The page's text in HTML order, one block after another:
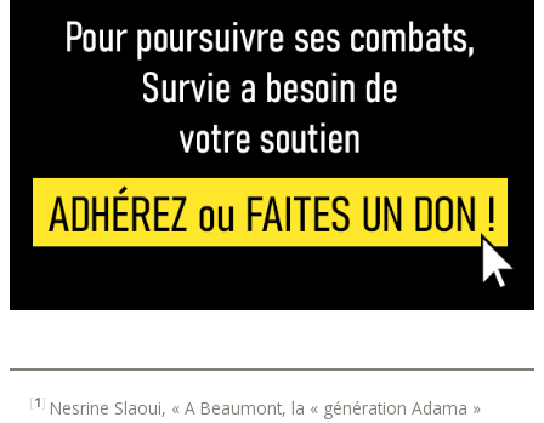
[1] Nesrine Slaoui, « A Beaumont, la « génération Adama »